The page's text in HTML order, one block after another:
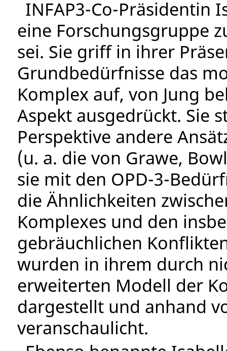
INFAP3-Co-Präsidentin
eine Forschungsgruppe
sei. Sie griff in ihrer
Grundbedürfnisse das
Komplex auf, von Jung
Aspekt ausgedrückt. Sie
Perspektive andere
(u. a. die von Grawe,
sie mit den OPD-3-
die Ähnlichkeiten
Komplexes und den
gebräuchlichen
wurden in ihrem durch
erweiterten Modell der
dargestellt und anhand
veranschaulicht.